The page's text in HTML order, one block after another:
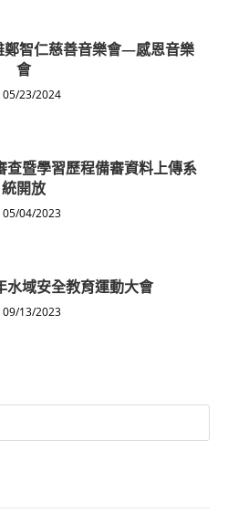
鄭智仁慈善音樂會—感恩音樂
會
05/23/2024
查暨學習歷程備審資料上傳系
統開放
05/04/2023
水域安全教育運動大會
09/13/2023